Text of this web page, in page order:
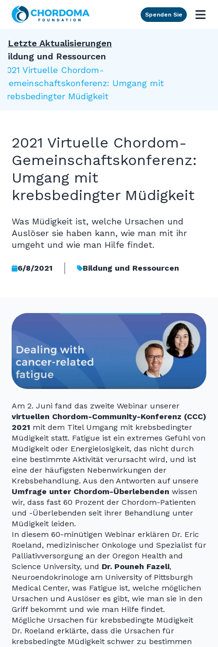
Skip to Main Content
Spenden Sie
Letzte Aktualisierungen
Bildung und Ressourcen
2021 Virtuelle Chordom-
Gemeinschaftskonferenz: Umgang mit
krebsbedingter Müdigkeit
2021 Virtuelle Chordom-
Gemeinschaftskonferenz:
Umgang mit
krebsbedingter Müdigkeit
Was Müdigkeit ist, welche Ursachen und
Auslöser sie haben kann, wie man mit ihr
umgeht und wie man Hilfe findet.
6/8/2021 Bildung und Ressourcen
Am 2. Juni fand das zweite Webinar unserer
virtuellen Chordom-Community-Konferenz (CCC)
2021 mit dem Titel Umgang mit krebsbedingter
Müdigkeit statt. Fatigue ist ein extremes Gefühl von
Müdigkeit oder Energielosigkeit, das nicht durch
eine bestimmte Aktivität verursacht wird, und ist
eine der häufigsten Nebenwirkungen der
Krebsbehandlung. Aus den Antworten auf unsere
Umfrage unter Chordom-Überlebenden wissen
wir, dass fast 60 Prozent der Chordom-Patienten
und -Überlebenden seit ihrer Behandlung unter
Müdigkeit leiden.
In diesem 60-minütigen Webinar erklären Dr. Eric
Roeland, medizinischer Onkologe und Spezialist für
Palliativversorgung an der Oregon Health and
Science University, und Dr. Pouneh Fazeli,
Neuroendokrinologe am University of Pittsburgh
Medical Center, was Fatigue ist, welche möglichen
Ursachen und Auslöser es gibt, wie man sie in den
Griff bekommt und wie man Hilfe findet.
Mögliche Ursachen für krebsbedingte Müdigkeit
Dr. Roeland erklärte, dass die Ursachen für
krebsbedingte Müdigkeit schwer zu bestimmen